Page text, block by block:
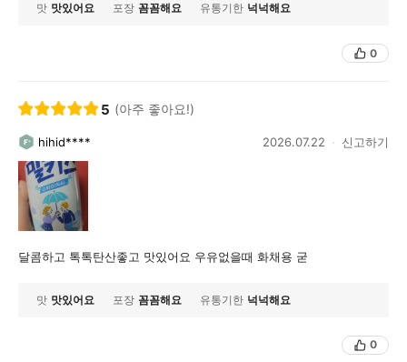
맛 맛있어요 포장 꼼꼼해요 유통기한 넉넉해요
0
5 (아주 좋아요!)
hihid**** 2026.07.22 신고하기
달콤하고 톡톡탄산좋고 맛있어요 우유없을때 화채용 굳
맛 맛있어요 포장 꼼꼼해요 유통기한 넉넉해요
0